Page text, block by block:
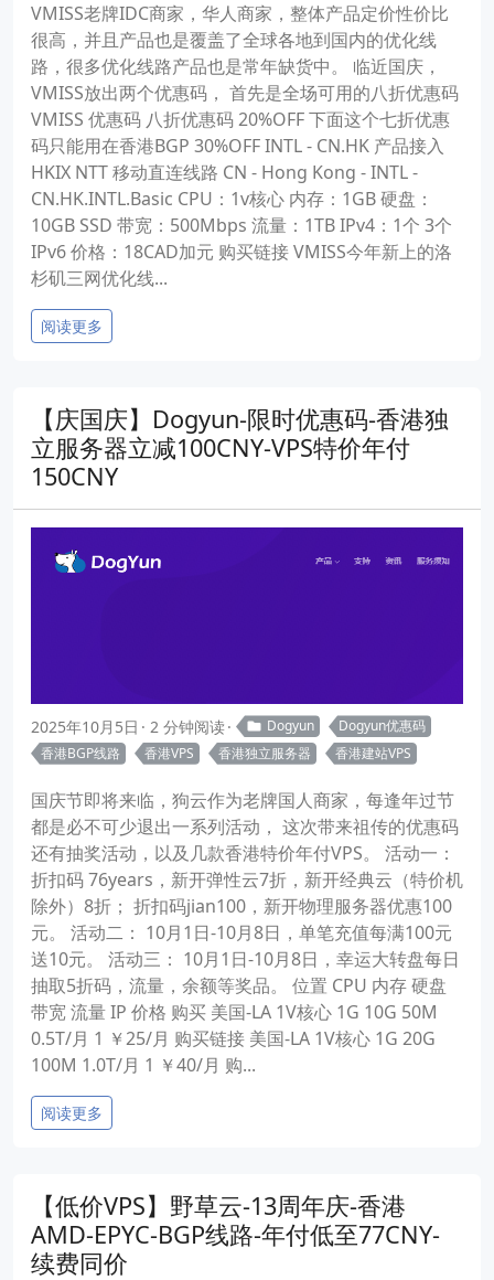
VMISS老牌IDC商家，华人商家，整体产品定价性价比
很高，并且产品也是覆盖了全球各地到国内的优化线
路，很多优化线路产品也是常年缺货中。 临近国庆，
VMISS放出两个优惠码， 首先是全场可用的八折优惠码
VMISS 优惠码 八折优惠码 20%OFF 下面这个七折优惠
码只能用在香港BGP 30%OFF INTL - CN.HK 产品接入
HKIX NTT 移动直连线路 CN - Hong Kong - INTL -
CN.HK.INTL.Basic CPU：1v核心 内存：1GB 硬盘：
10GB SSD 带宽：500Mbps 流量：1TB IPv4：1个 3个
IPv6 价格：18CAD加元 购买链接 VMISS今年新上的洛
杉矶三网优化线...
阅读更多
【庆国庆】Dogyun-限时优惠码-香港独
立服务器立减100CNY-VPS特价年付
150CNY
2025年10月5日 2 分钟阅读 Dogyun
Dogyun优惠码
香港BGP线路
香港VPS 香港独立服务器 香港建站VPS
国庆节即将来临，狗云作为老牌国人商家，每逢年过节
都是必不可少退出一系列活动， 这次带来祖传的优惠码
还有抽奖活动，以及几款香港特价年付VPS。 活动一：
折扣码 76years，新开弹性云7折，新开经典云（特价机
除外）8折； 折扣码jian100，新开物理服务器优惠100
元。 活动二： 10月1日-10月8日，单笔充值每满100元
送10元。 活动三： 10月1日-10月8日，幸运大转盘每日
抽取5折码，流量，余额等奖品。 位置 CPU 内存 硬盘
带宽 流量 IP 价格 购买 美国-LA 1V核心 1G 10G 50M
0.5T/月 1 ￥25/月 购买链接 美国-LA 1V核心 1G 20G
100M 1.0T/月 1 ￥40/月 购...
阅读更多
【低价VPS】野草云-13周年庆-香港
AMD-EPYC-BGP线路-年付低至77CNY-
续费同价